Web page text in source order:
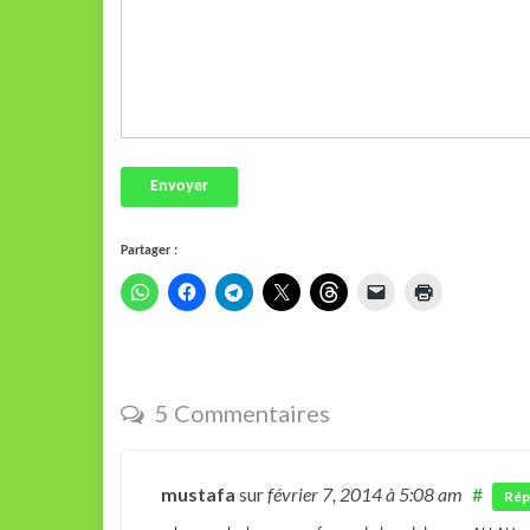
Envoyer
Partager :
5 Commentaires
mustafa surfévrier 7, 2014à 5:08 am #